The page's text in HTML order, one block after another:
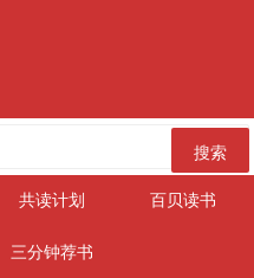
搜索
共读计划 百贝读书
三分钟荐书